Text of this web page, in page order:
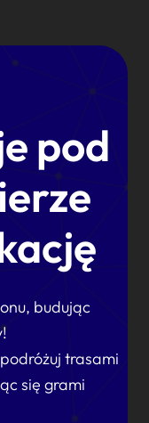
pod
budując
trasami
się grami